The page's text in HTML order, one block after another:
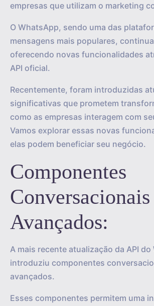
empresas que utilizam o marketing
O WhatsApp, sendo uma das
mensagens mais populares,
oferecendo novas funcionalidades
API oficial.
Recentemente, foram introduzidas
significativas que prometem
como as empresas interagem com
Vamos explorar essas novas
elas podem beneficiar seu negócio.
Componentes
Conversacionais
Avançados:
A mais recente atualização da API
introduziu componentes
avançados.
Esses componentes permitem uma